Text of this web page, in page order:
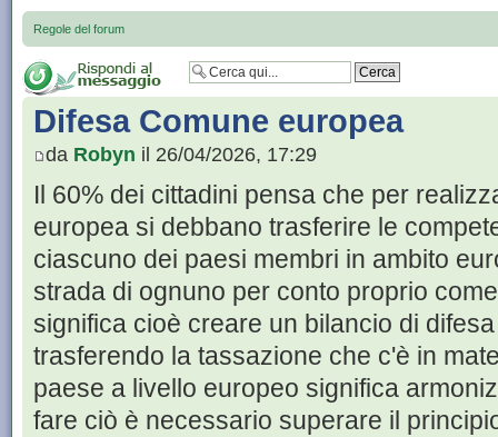
Regole del forum
Difesa Comune europea
da Robyn il 26/04/2026, 17:29
Il 60% dei cittadini pensa che per
europea si debbano trasferire le
ciascuno dei paesi membri in ambito
strada di ognuno per conto proprio
significa cioè creare un bilancio di
trasferendo la tassazione che c'è in
paese a livello europeo significa
fare ciò è necessario superare il